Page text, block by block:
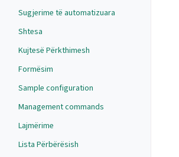
Sugjerime të automatizuara
Shtesa
Kujtesë Përkthimesh
Formësim
Sample configuration
Management commands
Lajmërime
Lista Përbërësish